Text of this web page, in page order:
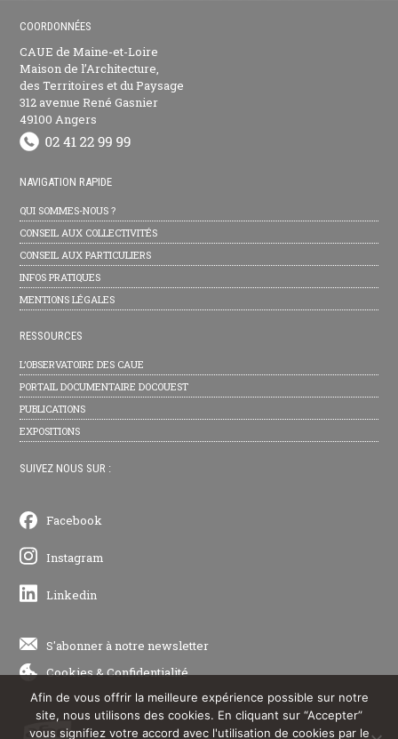
COORDONNÉES
CAUE de Maine-et-Loire
Maison de l’Architecture,
des Territoires et du Paysage
312 avenue René Gasnier
49100 Angers
NAVIGATION RAPIDE
QUI SOMMES-NOUS ?
CONSEIL AUX COLLECTIVITÉS
CONSEIL AUX PARTICULIERS
INFOS PRATIQUES
MENTIONS LÉGALES
RESSOURCES
L’OBSERVATOIRE DES CAUE
PORTAIL DOCUMENTAIRE DOCOUEST
PUBLICATIONS
EXPOSITIONS
SUIVEZ NOUS SUR :
Facebook
Instagram
Linkedin
S'abonner à notre newsletter
Cookies&Confidentialité
Afin de vous offrir la meilleure expérience possible sur notre
site, nous utilisons des cookies. En cliquant sur “Accepter”
vous signifiez votre accord avec l'utilisation de cookies par le